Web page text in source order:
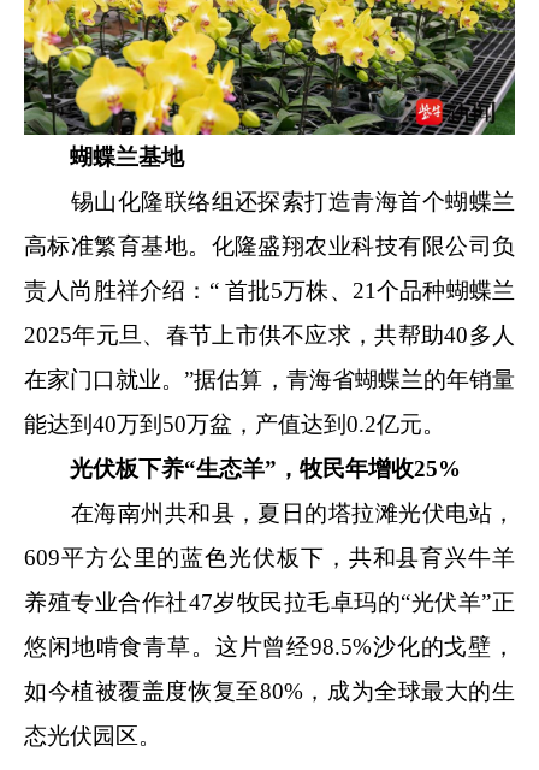
蝴蝶兰基地
锡山化隆联络组还探索打造青海首个蝴蝶兰
高标准繁育基地。化隆盛翔农业科技有限公司负
责人尚胜祥介绍：“ 首批5万株、21个品种蝴蝶兰
2025年元旦、春节上市供不应求，共帮助40多人
在家门口就业。”据估算，青海省蝴蝶兰的年销量
能达到40万到50万盆，产值达到0.2亿元。
光伏板下养“生态羊”，牧民年增收25%
在海南州共和县，夏日的塔拉滩光伏电站，
609平方公里的蓝色光伏板下，共和县育兴牛羊
养殖专业合作社47岁牧民拉毛卓玛的“光伏羊”正
悠闲地啃食青草。这片曾经98.5%沙化的戈壁，
如今植被覆盖度恢复至80%，成为全球最大的生
态光伏园区。